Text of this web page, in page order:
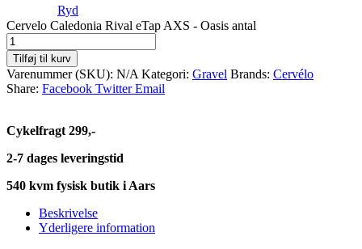
Ryd
Cervelo Caledonia Rival eTap AXS - Oasis antal
Tilføj til kurv
Varenummer (SKU): N/A Kategori: Gravel Brands: Cervélo
Share: Facebook Twitter Email
Cykelfragt 299,-
2-7 dages leveringstid
540 kvm fysisk butik i Aars
Beskrivelse
Yderligere information